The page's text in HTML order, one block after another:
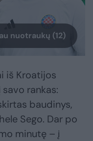
nuotraukų (12)
iš Kroatijos
rankas:
baudinys,
Sego. Dar po
minutę – į